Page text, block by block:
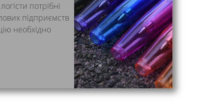
потрібні
підприємств
необхідно